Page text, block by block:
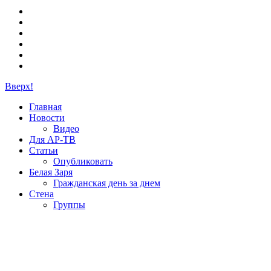
Вверх!
Главная
Новости
Видео
Для АР-ТВ
Статьи
Опубликовать
Белая Заря
Гражданская день за днем
Стена
Группы